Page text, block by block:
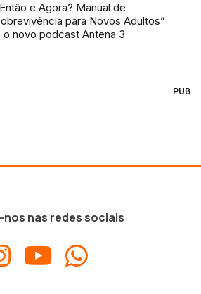
e Agora? Manual de
para Novos Adultos”
o novo podcast Antena 3
PUB
nos nas redes sociais